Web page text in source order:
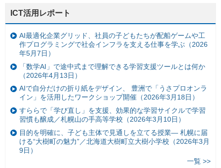
ICT活用レポート
AI最適化企業グリッド、社員の子どもたちが配船ゲームや工
作プログラミングで社会インフラを支える仕事を学ぶ（2026
年5月7日）
「数学AI」で途中式まで理解できる学習支援ツールとは何か
（2026年4月13日）
AIで自分だけの折り紙をデザイン、 豊洲で「うさプロオンラ
イン」を活用したワークショップ開催（2026年3月18日）
すららで「学び直し」を支援、効果的な学習サイクルで学習
習慣も醸成／札幌山の手高等学校（2026年3月10日）
目的を明確に、子ども主体で見通しを立てる授業— 札幌に届
ける“大樹町の魅力”／北海道大樹町立大樹小学校（2026年3月
9日）
一覧 >>